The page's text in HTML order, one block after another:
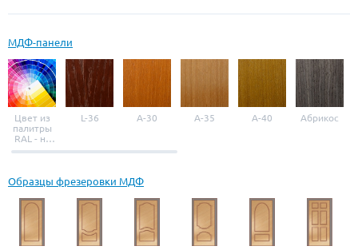
МДФ-панели
Цвет из
палитры
RAL - на
выбор
L-36 A-30 A-35 A-40 Абрикос
Образцы фрезеровки МДФ